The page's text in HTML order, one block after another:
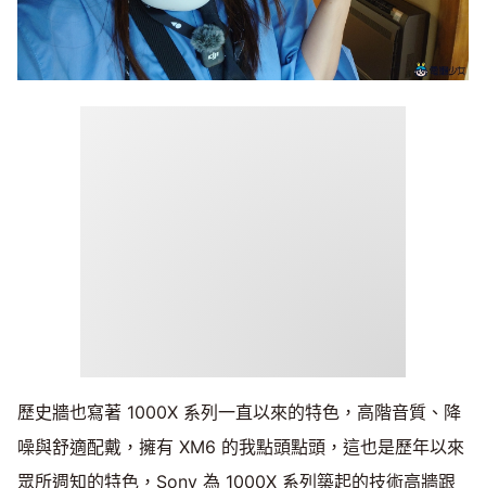
歷史牆也寫著 1000X 系列一直以來的特色，高階音質、降
噪與舒適配戴，擁有 XM6 的我點頭點頭，這也是歷年以來
眾所週知的特色，Sony 為 1000X 系列築起的技術高牆跟